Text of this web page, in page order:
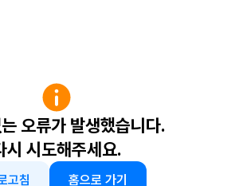
오류가 발생했습니다.
시 시도해주세요.
고침 홈으로 가기